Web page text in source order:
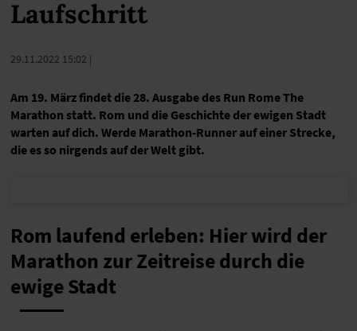
Laufschritt
29.11.2022 15:02 |
Am 19. März findet die 28. Ausgabe des Run Rome The
Marathon statt. Rom und die Geschichte der ewigen Stadt
warten auf dich. Werde Marathon-Runner auf einer Strecke,
die es so nirgends auf der Welt gibt.
Rom laufend erleben: Hier wird der
Marathon zur Zeitreise durch die
ewige Stadt